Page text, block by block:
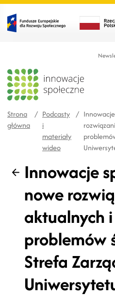
Strona
główna
/ Podcasty
i
materiały
wideo
/
Wstecz
Innowacje
nowe
aktualnych i
problemów
Strefa